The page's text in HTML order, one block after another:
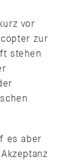
vor
zur
stehen
es aber